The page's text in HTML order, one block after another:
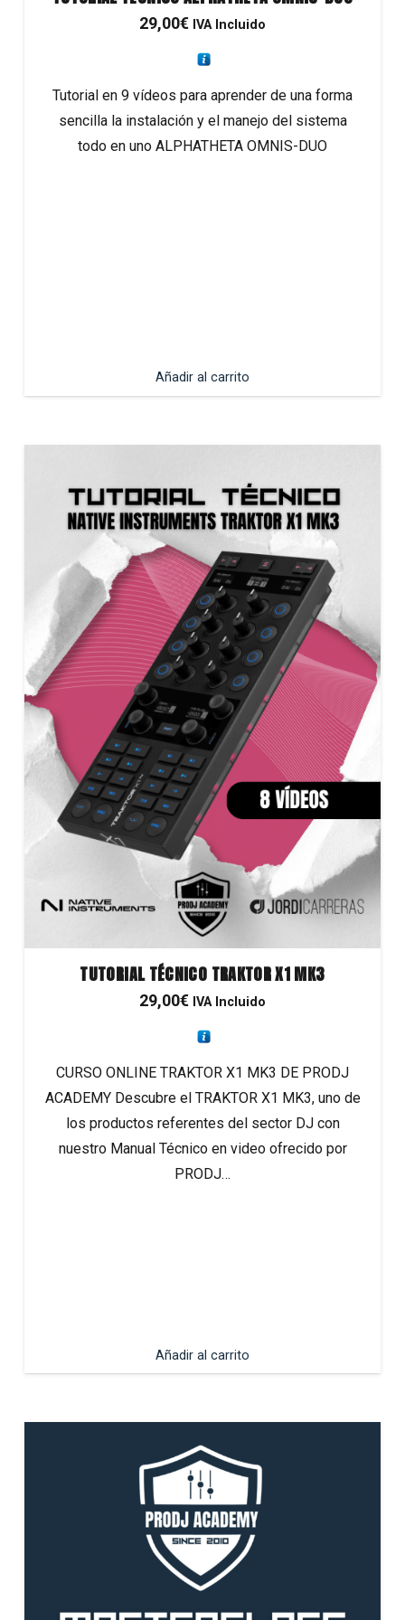
29,00€ IVA Incluido
Tutorial en 9 vídeos para aprender de una forma
sencilla la instalación y el manejo del sistema
todo en uno ALPHATHETA OMNIS-DUO
Añadir al carrito
TUTORIAL TÉCNICO TRAKTOR X1 MK3
29,00€ IVA Incluido
CURSO ONLINE TRAKTOR X1 MK3 DE PRODJ
ACADEMY Descubre el TRAKTOR X1 MK3, uno de
los productos referentes del sector DJ con
nuestro Manual Técnico en video ofrecido por
PRODJ…
Añadir al carrito